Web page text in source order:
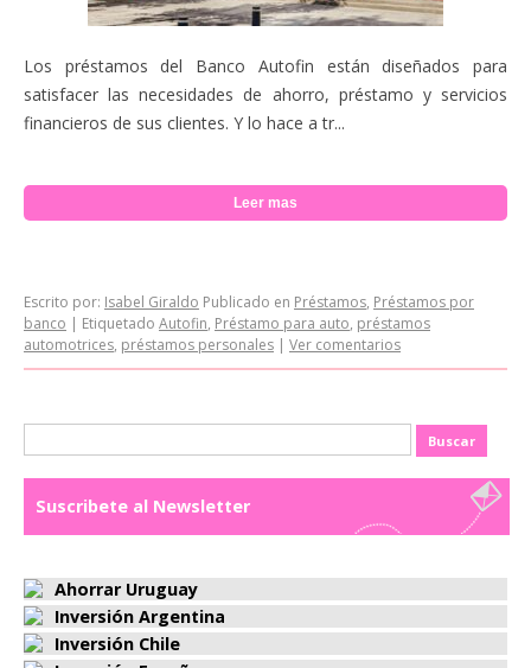
Los préstamos del Banco Autofin están diseñados para
satisfacer las necesidades de ahorro, préstamo y servicios
financieros de sus clientes. Y lo hace a tr...
Leer mas
Escrito por: Isabel Giraldo Publicado en Préstamos, Préstamos por
banco | Etiquetado Autofin, Préstamo para auto, préstamos
automotrices, préstamos personales | Ver comentarios
Suscribete al Newsletter
Ahorrar Uruguay
Inversión Argentina
Inversión Chile